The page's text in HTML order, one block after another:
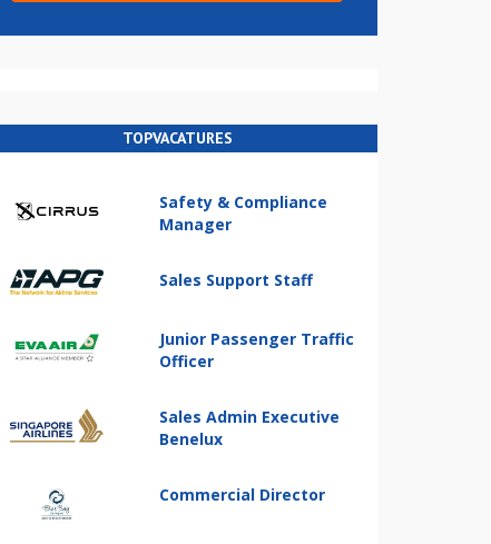
TOPVACATURES
Safety & Compliance
Manager
Sales Support Staff
Junior Passenger Traffic
Officer
Sales Admin Executive
Benelux
Commercial Director